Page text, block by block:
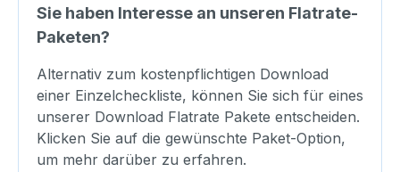
Sie haben Interesse an unseren Flatrate-
Paketen?
Alternativ zum kostenpflichtigen Download
einer Einzelcheckliste, können Sie sich für eines
unserer Download Flatrate Pakete entscheiden.
Klicken Sie auf die gewünschte Paket-Option,
um mehr darüber zu erfahren.